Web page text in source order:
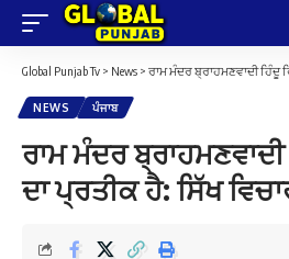
Global Punjab Tv > News > ਰਾਮ ਮੰਦਰ ਬ੍ਰਾਹਮਣਵਾਦੀ ਹਿੰਦੂ
NEWS ਪੰਜਾਬ
ਰਾਮ ਮੰਦਰ
ਦਾ ਪ੍ਰਤੀਕ ਹੈ: ਸਿੱਖ